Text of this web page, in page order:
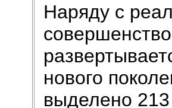
Наряду с
нового
выделено